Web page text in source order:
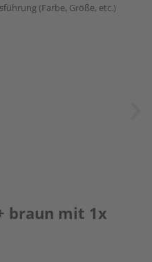
(Farbe, Größe, etc.)
braun mit 1x